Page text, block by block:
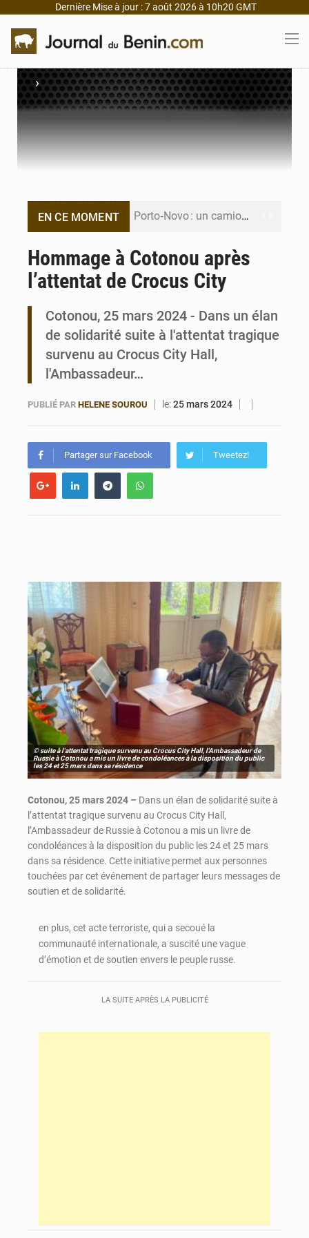
Dernière Mise à jour : 7 août 2026 à 10h20 GMT
›
EN CE MOMENT Porto‑Novo : un camion de produits pétroliers embrase Avakpa
Bénin : Le CEG La Verdure de Ouèdo fait sa mue pour la rentrée
Hommage à Cotonou après
l’attentat de Crocus City
Cotonou, 25 mars 2024 - Dans un élan
de solidarité suite à l'attentat tragique
survenu au Crocus City Hall,
l'Ambassadeur…
PUBLIÉ PAR HELENE SOUROU le:25 mars 2024
Partager sur Facebook Tweetez!
© suite à l'attentat tragique survenu au Crocus City Hall, l'Ambassadeur de
Russie à Cotonou a mis un livre de condoléances à la disposition du public
les 24 et 25 mars dans sa résidence
Cotonou, 25 mars 2024 – Dans un élan de solidarité suite à
l’attentat tragique survenu au Crocus City Hall,
l’Ambassadeur de Russie à Cotonou a mis un livre de
condoléances à la disposition du public les 24 et 25 mars
dans sa résidence. Cette initiative permet aux personnes
touchées par cet événement de partager leurs messages de
soutien et de solidarité.
en plus, cet acte terroriste, qui a secoué la
communauté internationale, a suscité une vague
d’émotion et de soutien envers le peuple russe.
LA SUITE APRÈS LA PUBLICITÉ